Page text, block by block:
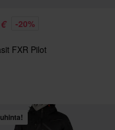
-20%
FXR Pilot